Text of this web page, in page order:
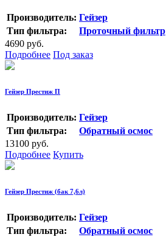
Производитель: Гейзер
Тип фильтра:
Проточный фильтр
4690 руб.
Подробнее Под заказ
Гейзер Престиж П
Производитель: Гейзер
Тип фильтра:
Обратный осмос
13100 руб.
Подробнее Купить
Гейзер Престиж (бак 7,6л)
Производитель: Гейзер
Тип фильтра:
Обратный осмос